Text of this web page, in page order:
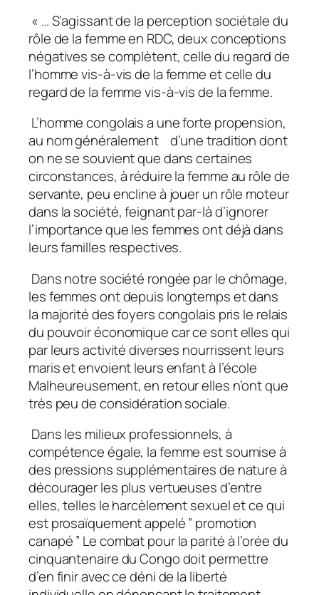
« … S’agissant de la perception sociétale du
rôle de la femme en RDC, deux conceptions
négatives se complètent, celle du regard de
l’homme vis-à-vis de la femme et celle du
regard de la femme vis-à-vis de la femme.
L’homme congolais a une forte propension,
au nom généralement d’une tradition dont
on ne se souvient que dans certaines
circonstances, à réduire la femme au rôle de
servante, peu encline à jouer un rôle moteur
dans la société, feignant par-là d’ignorer
l’importance que les femmes ont déjà dans
leurs familles respectives.
Dans notre société rongée par le chômage,
les femmes ont depuis longtemps et dans
la majorité des foyers congolais pris le relais
du pouvoir économique car ce sont elles qui
par leurs activité diverses nourrissent leurs
maris et envoient leurs enfant à l’école
Malheureusement, en retour elles n’ont que
très peu de considération sociale.
Dans les milieux professionnels, à
compétence égale, la femme est soumise à
des pressions supplémentaires de nature à
décourager les plus vertueuses d’entre
elles, telles le harcèlement sexuel et ce qui
est prosaïquement appelé ” promotion
canapé ” Le combat pour la parité à l’orée du
cinquantenaire du Congo doit permettre
d’en finir avec ce déni de la liberté